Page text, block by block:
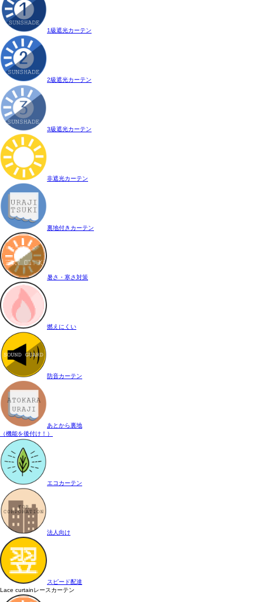
1級遮光カーテン
2級遮光カーテン
3級遮光カーテン
非遮光カーテン
裏地付きカーテン
暑さ・寒さ対策
燃えにくい
防音カーテン
あとから裏地
（機能を後付け！）
エコカーテン
法人向け
スピード配達
Lace curtainレースカーテン